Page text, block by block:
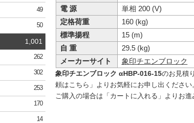
49
50
1,001
262
302
253
170
14
電 源
単相 200 (V)
定格荷重
160 (kg)
標準揚程
15 (m)
自 重
29.5 (kg)
メーカーサイト
象印チエンブロック
象印チエンブロック αHBP-016-15のお見積
頼はこちら」よりお気軽にお申し出ください
ご購入の場合は「カートに入れる」よりお進